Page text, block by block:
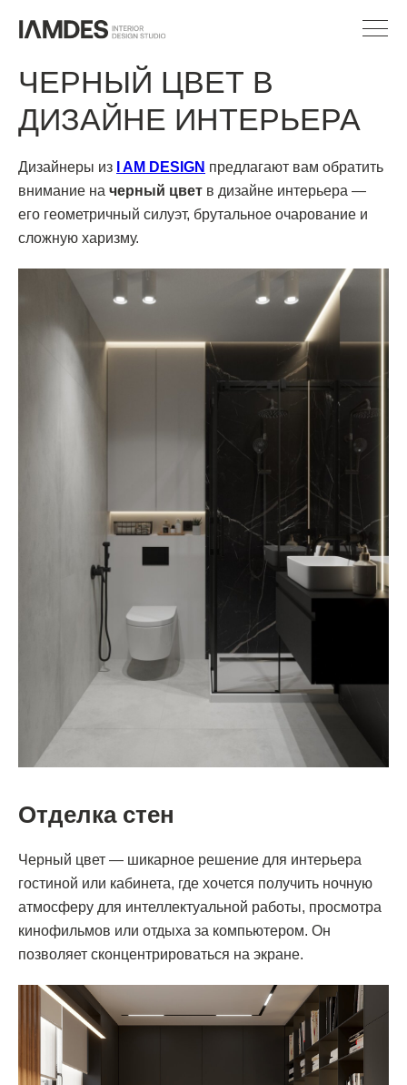
ЧЕРНЫЙ ЦВЕТ В
ДИЗАЙНЕ ИНТЕРЬЕРА
Дизайнеры из I AM DESIGN предлагают вам обратить
внимание на черный цвет в дизайне интерьера —
его геометричный силуэт, брутальное очарование и
сложную харизму.
Отделка стен
Черный цвет — шикарное решение для интерьера
гостиной или кабинета, где хочется получить ночную
атмосферу для интеллектуальной работы, просмотра
кинофильмов или отдыха за компьютером. Он
позволяет сконцентрироваться на экране.